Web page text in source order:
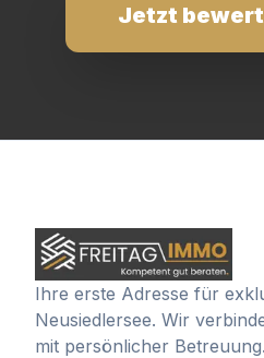
Jetzt
Ihre erste Adresse für
Neusiedlersee. Wir
mit persönlicher Betreuung.